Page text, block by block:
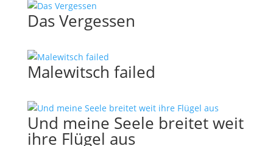
Das Vergessen
Malewitsch failed
Und meine Seele breitet weit
ihre Flügel aus